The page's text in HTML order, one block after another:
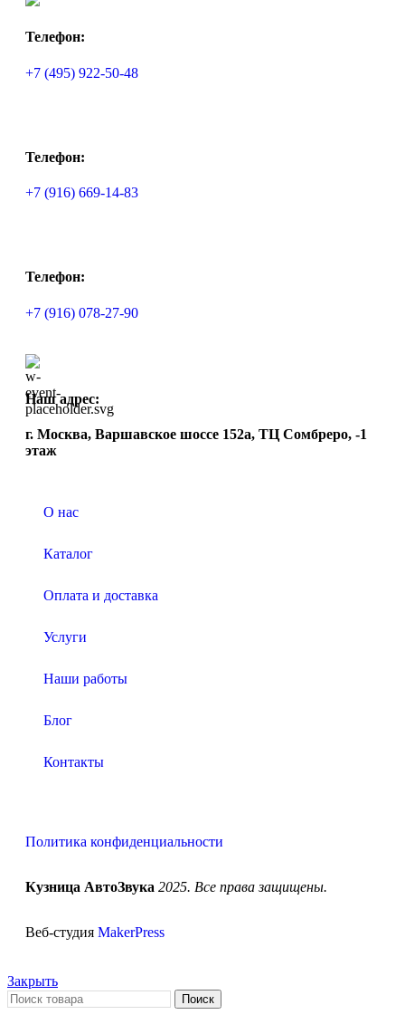
Телефон:
+7 (495) 922-50-48
Телефон:
+7 (916) 669-14-83
Телефон:
+7 (916) 078-27-90
Наш адрес:
г. Москва, Варшавское шоссе 152а, ТЦ Сомбреро, -1
этаж
О нас
Каталог
Оплата и доставка
Услуги
Наши работы
Блог
Контакты
Политика конфиденциальности
Кузница АвтоЗвука 2025. Все права защищены.
Веб-студия MakerPress
Закрыть
Поиск